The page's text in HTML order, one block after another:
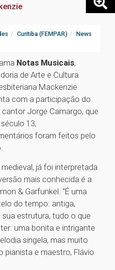
Curitiba (FEMPAR) News
Notas Musicais,
de Arte e Cultura
Mackenzie
com a participação do
Jorge Camargo, que
13,
foram feitos pelo
já foi interpretada
mais conhecida é a
& Garfunkel. “É uma
do tempo: antiga,
sua estrutura, tudo o que
uma bonita e intrigante
singela, mas muito
pianista e maestro, Flávio